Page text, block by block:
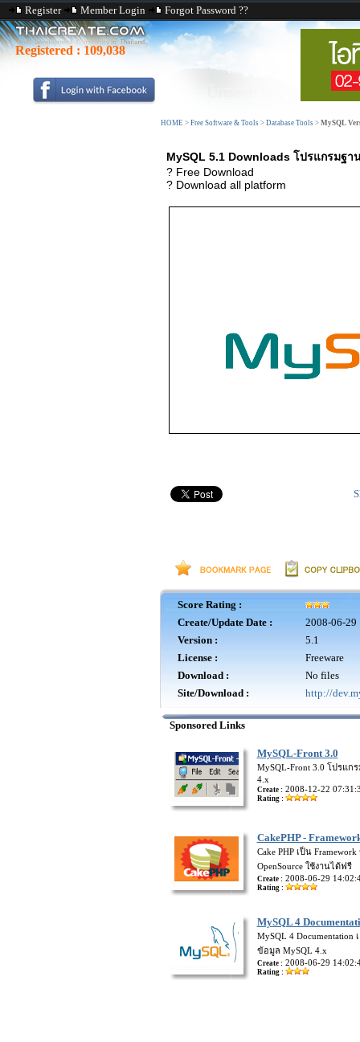
Register Member Login Forgot Password ??
Registered : 109,038
HOME > Free Software & Tools > Database Tools > MySQL
MySQL 5.1 Downloads โปรแกรมฐา
? Free Download
? Download all platform
Score Rating :
Create/Update Date :
2008-06-29
Version :
5.1
License :
Freeware
Download :
No files
Site/Download :
http://
Sponsored Links
MySQL-Front 3.0
MySQL-Front 3.0 โปรแก
4.x
Create : 2008-12-22
Rating :
CakePHP -
Cake PHP เป็น
OpenSource ใช้งานได้ฟรี
Create : 2008-06-29
Rating :
MySQL 4
MySQL 4
ข้อมูล MySQL 4.x
Create : 2008-06-29
Rating :